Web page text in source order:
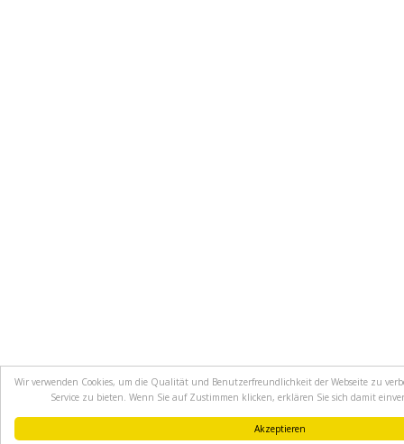
Akzeptieren
Wir verwenden Cookies, um die Qualität und Benutzerfreundlichkeit der Webseite zu
Service zu bieten. Wenn Sie auf Zustimmen klicken, erklären Sie sich damit